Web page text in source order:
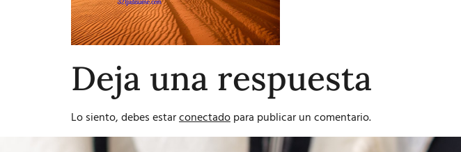
Deja una respuesta
Lo siento, debes estarconectadopara publicar un comentario.